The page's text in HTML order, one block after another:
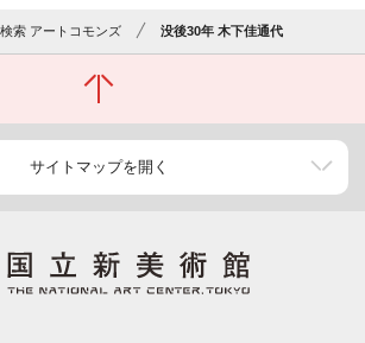
索 アートコモンズ 没後30年 木下佳通代
サイトマップを開く